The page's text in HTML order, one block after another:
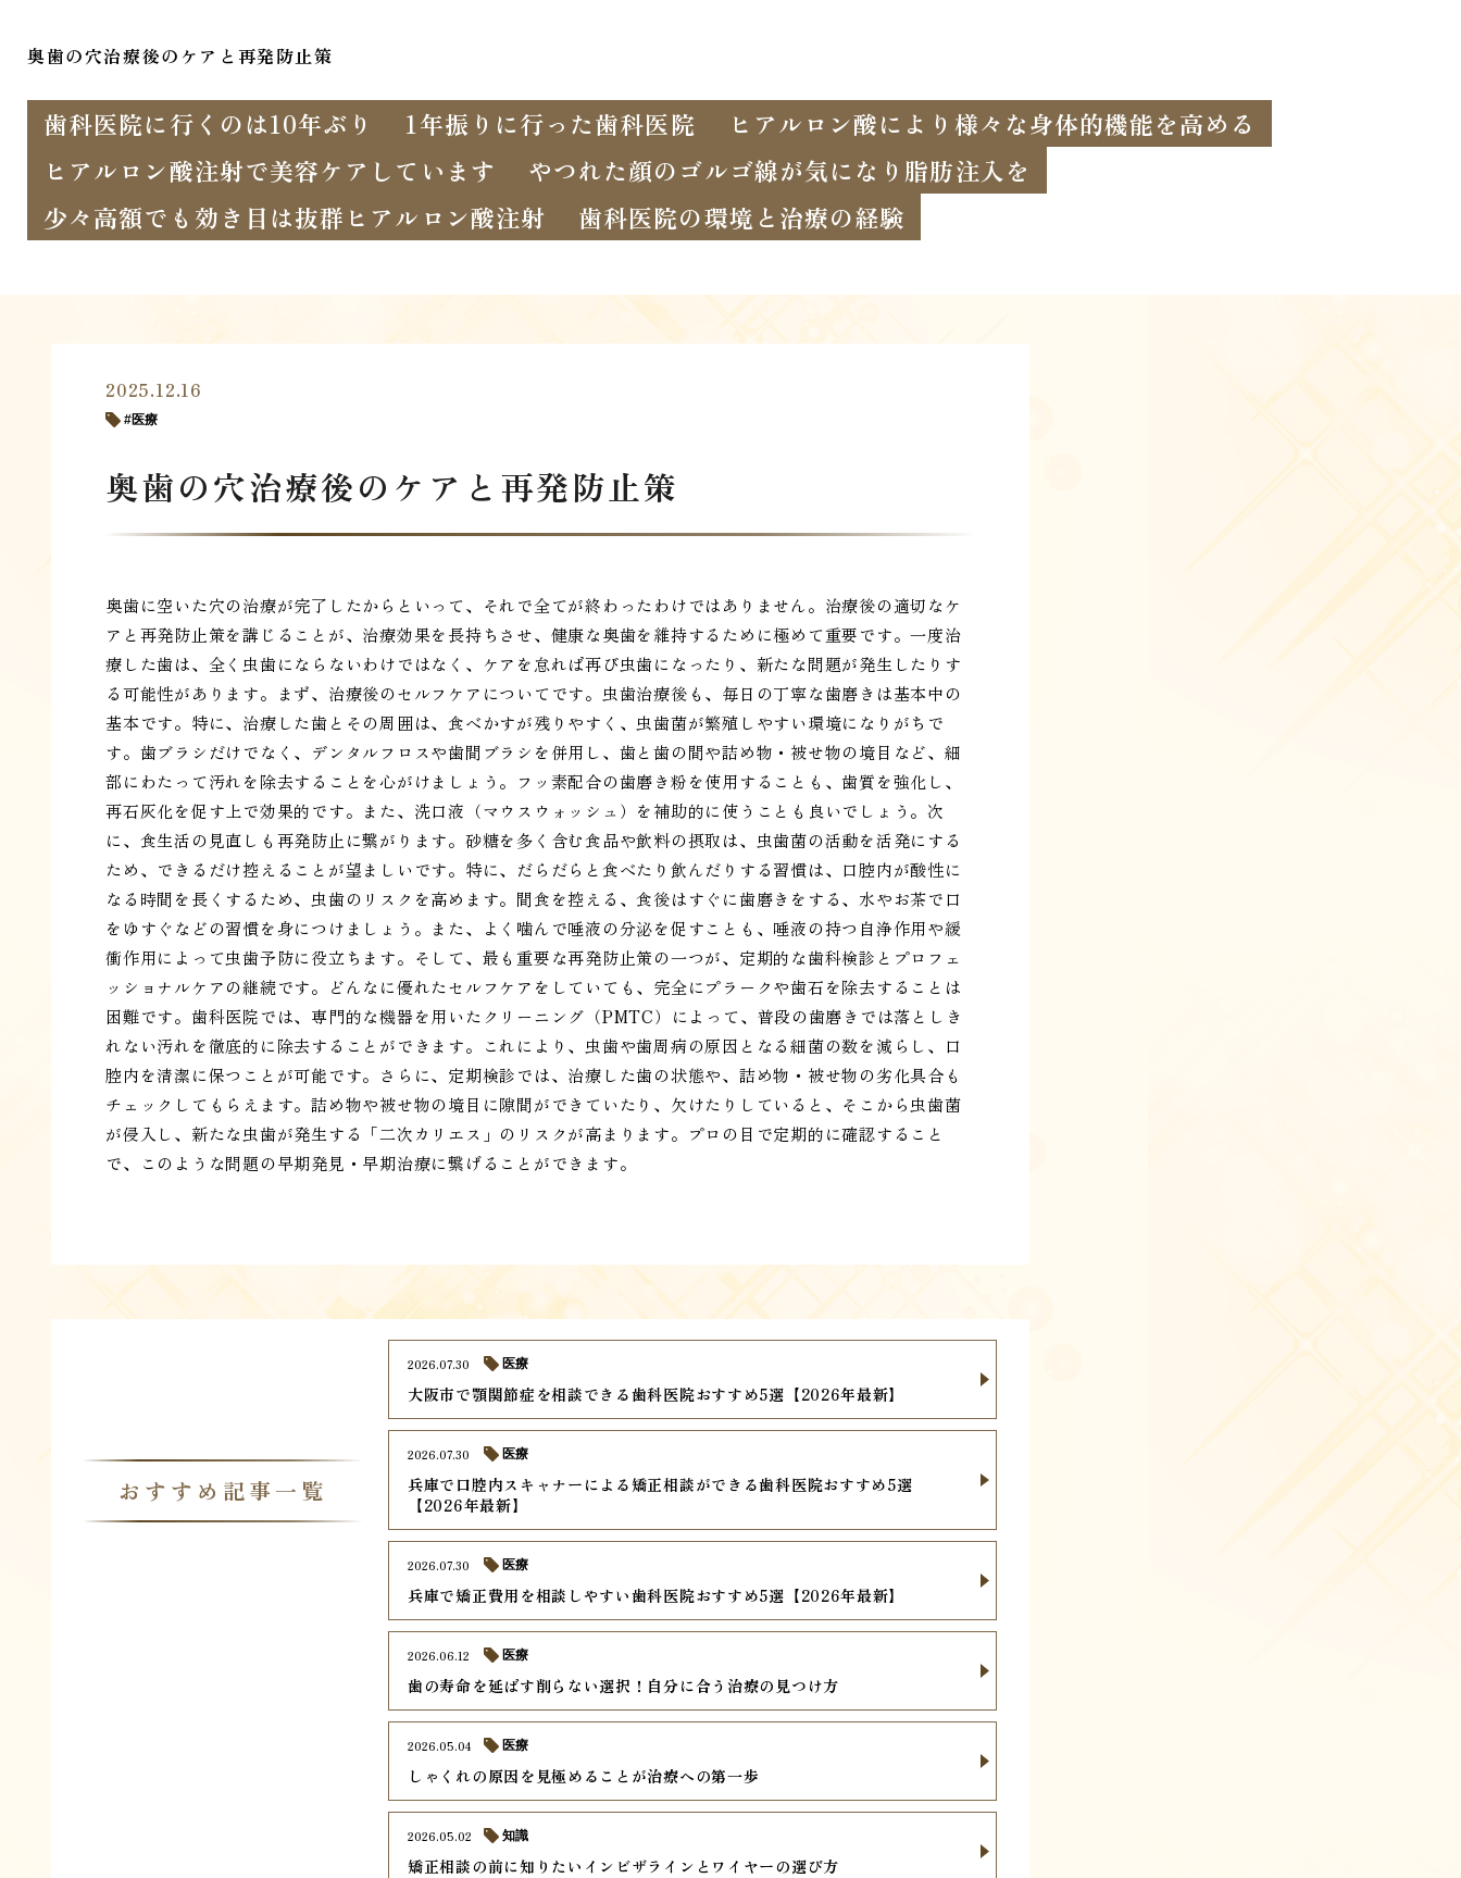
奥歯の穴治療後のケアと再発防止策
歯科医院に行くのは10年ぶり 1年振りに行った歯科医院
ヒアルロン酸により様々な身体的機能を高める
ヒアルロン酸注射で美容ケアしています
やつれた顔のゴルゴ線が気になり脂肪注入を
少々高額でも効き目は抜群ヒアルロン酸注射
歯科医院の環境と治療の経験
2025.12.16
医療
奥歯の穴治療後のケアと再発防止策
奥歯に空いた穴の治療が完了したからといって、それで全てが終わったわけではありません。治療後の適切なケ
アと再発防止策を講じることが、治療効果を長持ちさせ、健康な奥歯を維持するために極めて重要です。一度治
療した歯は、全く虫歯にならないわけではなく、ケアを怠れば再び虫歯になったり、新たな問題が発生したりす
る可能性があります。まず、治療後のセルフケアについてです。虫歯治療後も、毎日の丁寧な歯磨きは基本中の
基本です。特に、治療した歯とその周囲は、食べかすが残りやすく、虫歯菌が繁殖しやすい環境になりがちで
す。歯ブラシだけでなく、デンタルフロスや歯間ブラシを併用し、歯と歯の間や詰め物・被せ物の境目など、細
部にわたって汚れを除去することを心がけましょう。フッ素配合の歯磨き粉を使用することも、歯質を強化し、
再石灰化を促す上で効果的です。また、洗口液（マウスウォッシュ）を補助的に使うことも良いでしょう。次
に、食生活の見直しも再発防止に繋がります。砂糖を多く含む食品や飲料の摂取は、虫歯菌の活動を活発にする
ため、できるだけ控えることが望ましいです。特に、だらだらと食べたり飲んだりする習慣は、口腔内が酸性に
なる時間を長くするため、虫歯のリスクを高めます。間食を控える、食後はすぐに歯磨きをする、水やお茶で口
をゆすぐなどの習慣を身につけましょう。また、よく噛んで唾液の分泌を促すことも、唾液の持つ自浄作用や緩
衝作用によって虫歯予防に役立ちます。そして、最も重要な再発防止策の一つが、定期的な歯科検診とプロフェ
ッショナルケアの継続です。どんなに優れたセルフケアをしていても、完全にプラークや歯石を除去することは
困難です。歯科医院では、専門的な機器を用いたクリーニング（PMTC）によって、普段の歯磨きでは落としき
れない汚れを徹底的に除去することができます。これにより、虫歯や歯周病の原因となる細菌の数を減らし、口
腔内を清潔に保つことが可能です。さらに、定期検診では、治療した歯の状態や、詰め物・被せ物の劣化具合も
チェックしてもらえます。詰め物や被せ物の境目に隙間ができていたり、欠けたりしていると、そこから虫歯菌
が侵入し、新たな虫歯が発生する「二次カリエス」のリスクが高まります。プロの目で定期的に確認すること
で、このような問題の早期発見・早期治療に繋げることができます。
おすすめ記事一覧
大阪市で顎関節症を相談できる歯科医院おすすめ5選【2026年最新】
2026.07.30 医療
兵庫で口腔内スキャナーによる矯正相談ができる歯科医院おすすめ5選
【2026年最新】
2026.07.30 医療
兵庫で矯正費用を相談しやすい歯科医院おすすめ5選【2026年最新】
2026.07.30 医療
歯の寿命を延ばす削らない選択！自分に合う治療の見つけ方
2026.06.12 医療
しゃくれの原因を見極めることが治療への第一歩
2026.05.04 医療
矯正相談の前に知りたいインビザラインとワイヤーの選び方
2026.05.02 知識